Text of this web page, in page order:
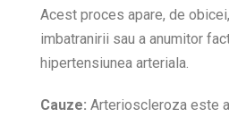
Acest proces apare, de
imbatranirii sau a anumitor
hipertensiunea arteriala.
Cauze: Arterioscleroza este